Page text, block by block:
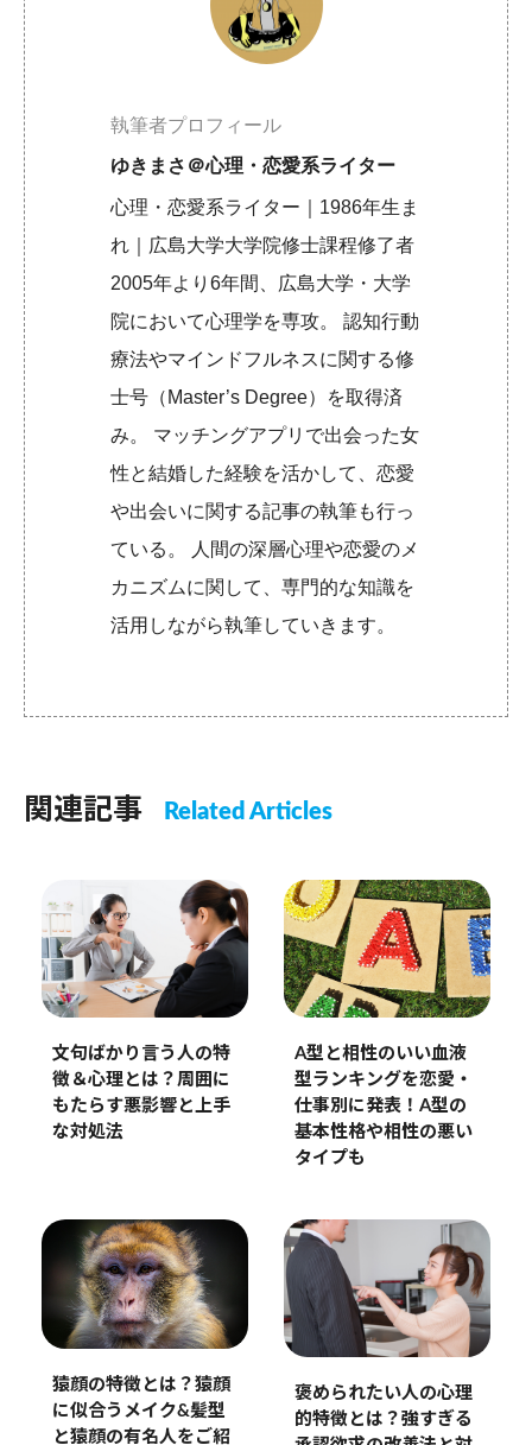
執筆者プロフィール
ゆきまさ＠心理・恋愛系ライター
心理・恋愛系ライター｜1986年生ま
れ｜広島大学大学院修士課程修了者
2005年より6年間、広島大学・大学
院において心理学を専攻。 認知行動
療法やマインドフルネスに関する修
士号（Master’s Degree）を取得済
み。 マッチングアプリで出会った女
性と結婚した経験を活かして、恋愛
や出会いに関する記事の執筆も行っ
ている。 人間の深層心理や恋愛のメ
カニズムに関して、専門的な知識を
活用しながら執筆していきます。
関連記事 Related Articles
文句ばかり言う人の特
徴＆心理とは？周囲に
もたらす悪影響と上手
な対処法
A型と相性のいい血液
型ランキングを恋愛・
仕事別に発表！A型の
基本性格や相性の悪い
タイプも
猿顔の特徴とは？猿顔
に似合うメイク&髪型
と猿顔の有名人をご紹
褒められたい人の心理
的特徴とは？強すぎる